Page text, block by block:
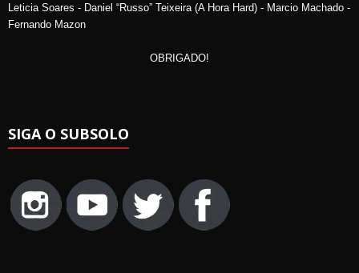
Leticia Soares - Daniel “Russo” Teixeira (A Hora Hard) - Marcio Machado -
Fernando Mazon
OBRIGADO!
SIGA O SUBSOLO